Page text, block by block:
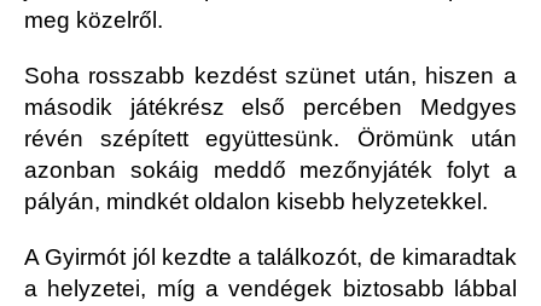
meg közelről.
Soha rosszabb kezdést szünet után, hiszen a
második játékrész első percében Medgyes
révén szépített együttesünk. Örömünk után
azonban sokáig meddő mezőnyjáték folyt a
pályán, mindkét oldalon kisebb helyzetekkel.
A Gyirmót jól kezdte a találkozót, de kimaradtak
a helyzetei, míg a vendégek biztosabb lábbal